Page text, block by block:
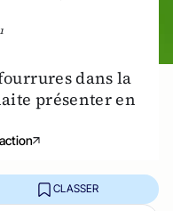
dans la
présenter en
CLASSER